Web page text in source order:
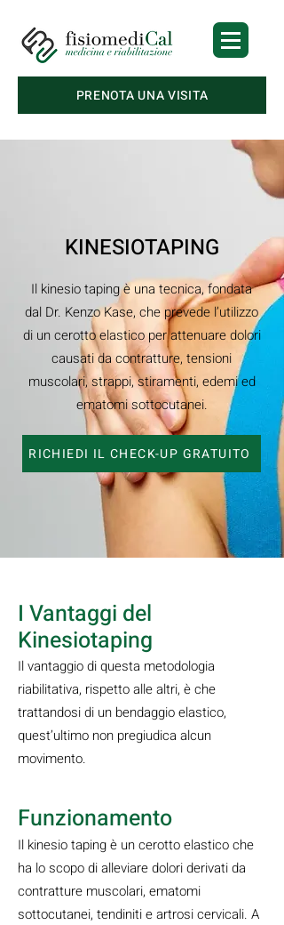
PRENOTA UNA VISITA
KINESIOTAPING
Il kinesio taping è una tecnica, fondata
dal Dr. Kenzo Kase, che prevede l’utilizzo
di un cerotto elastico per attenuare dolori
causati da contratture, tensioni
muscolari, strappi, stiramenti, edemi ed
ematomi sottocutanei.
RICHIEDI IL CHECK-UP GRATUITO
I Vantaggi del
Kinesiotaping
Il vantaggio di questa metodologia
riabilitativa, rispetto alle altri, è che
trattandosi di un bendaggio elastico,
quest’ultimo non pregiudica alcun
movimento.
Funzionamento
Il kinesio taping è un cerotto elastico che
ha lo scopo di alleviare dolori derivati da
contratture muscolari, ematomi
sottocutanei, tendiniti e artrosi cervicali. A